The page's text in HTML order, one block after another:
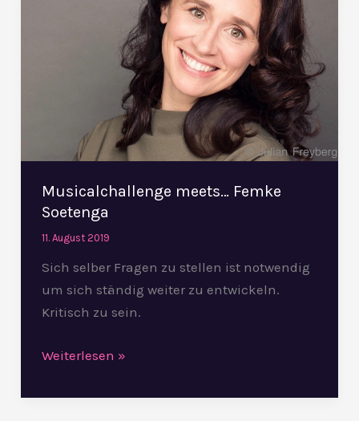
Musicalchallenge meets… Femke
Soetenga
11. August 2019
Sich selber Fragen zu stellen ist notwendig
um sich ständig weiter zu entwickeln.
Kritisch zu sein.
Weiterlesen »